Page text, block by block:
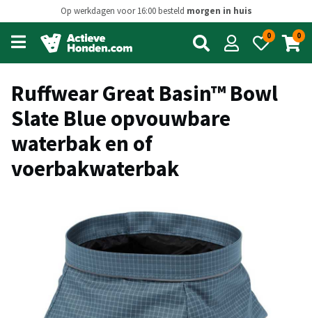
Op werkdagen voor 16:00 besteld morgen in huis
Open
main
menu
0 0
Ruffwear Great Basin™ Bowl
Slate Blue opvouwbare
waterbak en of
voerbakwaterbak